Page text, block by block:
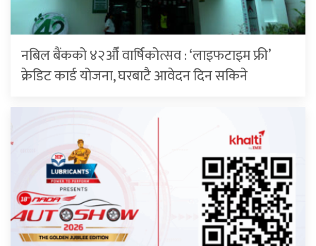
नबिल बैंकको ४२औँ वार्षिकोत्सव : ‘लाइफटाइम फ्री’
क्रेडिट कार्ड योजना, घरबाटै आवेदन दिन सकिने